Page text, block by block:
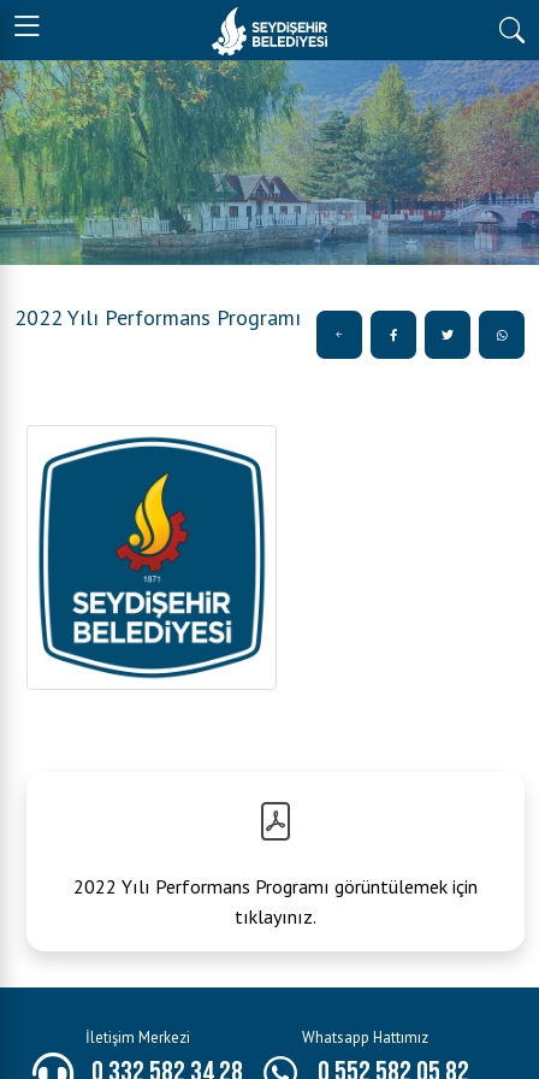
2022 Yılı Performans Programı
2022 Yılı Performans Programı görüntülemek için
tıklayınız.
İletişim Merkezi Whatsapp Hattımız